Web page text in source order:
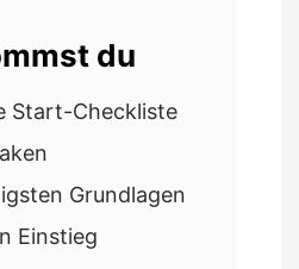
du
Start-Checkliste
Grundlagen
Einstieg